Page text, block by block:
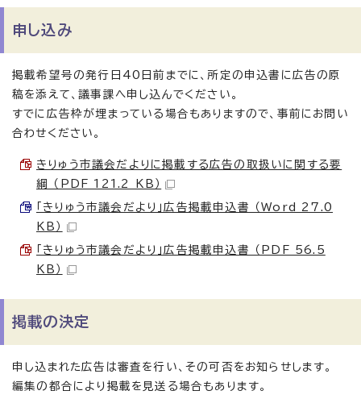
申し込み
掲載希望号の発行日40日前までに、所定の申込書に広告の原
稿を添えて、議事課へ申し込んでください。
すでに広告枠が埋まっている場合もありますので、事前にお問い
合わせください。
きりゅう市議会だよりに掲載する広告の取扱いに関する要
綱 （PDF 121.2 KB）
「きりゅう市議会だより」広告掲載申込書 （Word 27.0
KB）
「きりゅう市議会だより」広告掲載申込書 （PDF 56.5
KB）
掲載の決定
申し込まれた広告は審査を行い、その可否をお知らせします。
編集の都合により掲載を見送る場合もあります。